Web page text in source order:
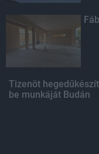
Tizenöt
be munkáját Budán